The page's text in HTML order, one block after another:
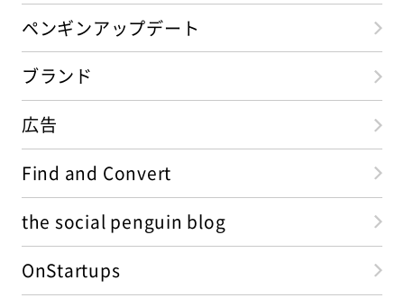
ペンギンアップデート
ブランド
広告
Find and Convert
the social penguin blog
OnStartups